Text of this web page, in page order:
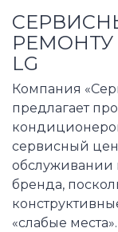
LG
Компания
предлагает
сервисный
обслуживании
бренда,
«слабые